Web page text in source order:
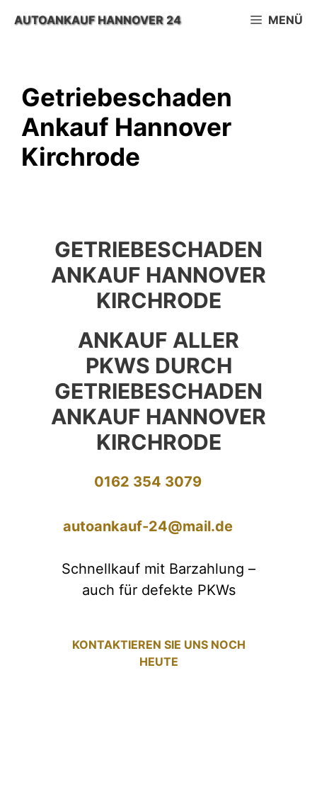
InhaltAUTOANKAUF HANNOVER 24 MENÜ
Getriebeschaden
Ankauf Hannover
Kirchrode
GETRIEBESCHADEN
ANKAUF HANNOVER
KIRCHRODE
ANKAUF ALLER
PKWS DURCH
GETRIEBESCHADEN
ANKAUF HANNOVER
KIRCHRODE
0162 354 3079
autoankauf-24@mail.de
Schnellkauf mit Barzahlung –
auch für defekte PKWs
KONTAKTIEREN SIE UNS NOCH
HEUTE